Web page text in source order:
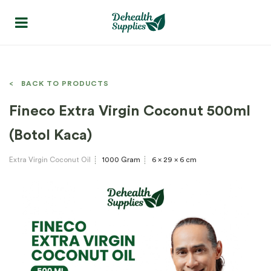
< BACK TO PRODUCTS
Fineco Extra Virgin Coconut 500ml
(Botol Kaca)
Extra Virgin Coconut Oil 1000 Gram 6 x 29 x 6 cm